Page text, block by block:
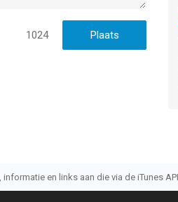
1024
en links aan die via de iTunes